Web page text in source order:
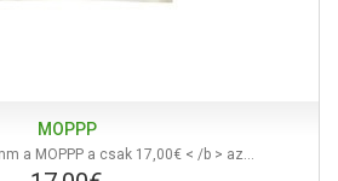
MOPPP
a MOPPP a csak 17,00€ < /b > az...